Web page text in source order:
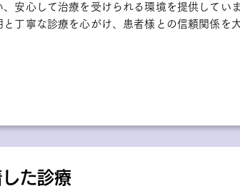
安心して治療を受けられる環境を提供していま
と丁寧な診療を心がけ、患者様との信頼関係を
た診療